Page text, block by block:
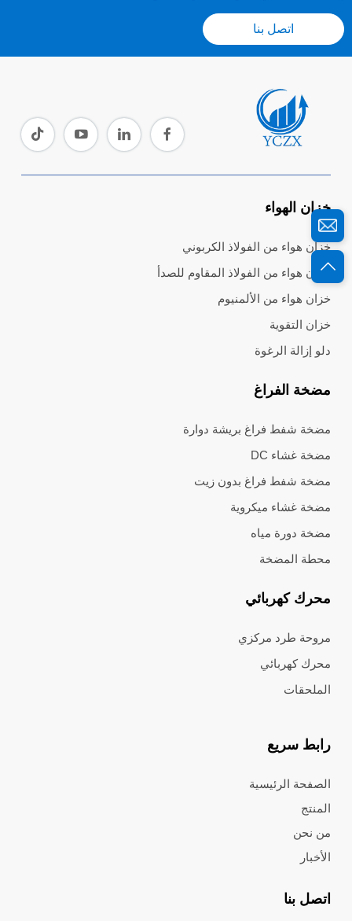
اتصل بنا
خزان الهواء
خزان هواء من الفولاذ الكربوني
خزان هواء من الفولاذ المقاوم للصدأ
خزان هواء من الألمنيوم
خزان التقوية
دلو إزالة الرغوة
مضخة الفراغ
مضخة شفط فراغ بريشة دوارة
مضخة غشاء DC
مضخة شفط فراغ بدون زيت
مضخة غشاء ميكروية
مضخة دورة مياه
محطة المضخة
محرك كهربائي
مروحة طرد مركزي
محرك كهربائي
الملحقات
رابط سريع
الصفحة الرئيسية
المنتج
من نحن
الأخبار
اتصل بنا